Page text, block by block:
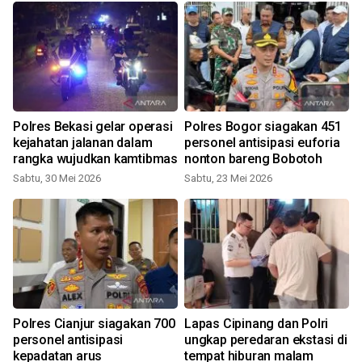
Polres Bekasi gelar operasi
kejahatan jalanan dalam
rangka wujudkan kamtibmas
Sabtu, 30 Mei 2026
Polres Bogor siagakan 451
personel antisipasi euforia
nonton bareng Bobotoh
Sabtu, 23 Mei 2026
Polres Cianjur siagakan 700
personel antisipasi
kepadatan arus
Lapas Cipinang dan Polri
ungkap peredaran ekstasi di
tempat hiburan malam